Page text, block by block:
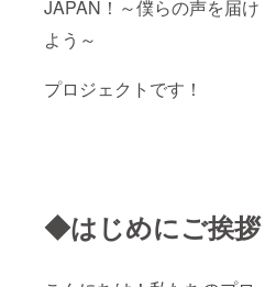
JAPAN！～僕らの声を届け
よう～
プロジェクトです！
◆はじめにご挨拶